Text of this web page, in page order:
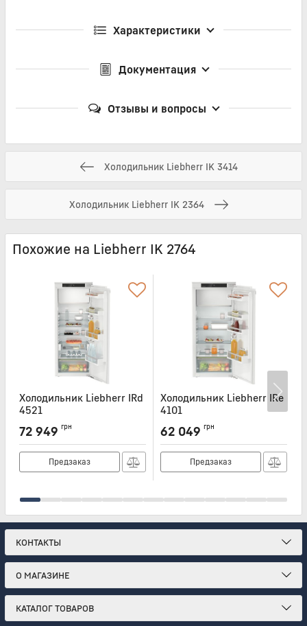
Характеристики
Документация
Отзывы и вопросы
Холодильник Liebherr IK 3414
Холодильник Liebherr IK 2364
Похожие на Liebherr IK 2764
Холодильник Liebherr IRd
4521
IRD4521
72 949 грн
Предзаказ
Холодильник Liebherr IRe
4101
IRE4101
62 049 грн
Предзаказ
КОНТАКТЫ
О МАГАЗИНЕ
КАТАЛОГ ТОВАРОВ